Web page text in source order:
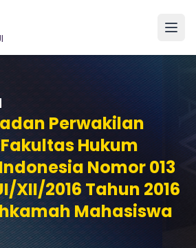
Perwakilan
Hukum
Nomor 013
XII/2016 Tahun 2016
Mahasiswa